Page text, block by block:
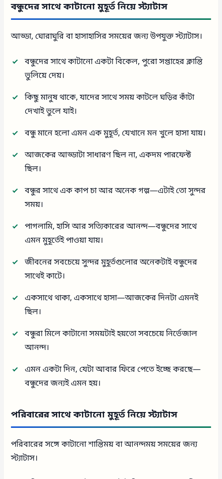
বন্ধুদের সাথে কাটানো মুহূর্ত নিয়ে স্ট্যাটাস
আড্ডা, ঘোরাঘুরি বা হাসাহাসির সময়ের জন্য উপযুক্ত স্ট্যাটাস।
বন্ধুদের সাথে কাটানো একটা বিকেল, পুরো সপ্তাহের ক্লান্তি
ভুলিয়ে দেয়।
কিছু মানুষ থাকে, যাদের সাথে সময় কাটলে ঘড়ির কাঁটা
দেখাই ভুলে যাই।
বন্ধু মানে হলো এমন এক মুহূর্ত, যেখানে মন খুলে হাসা যায়।
আজকের আড্ডাটা সাধারণ ছিল না, একদম পারফেক্ট
ছিল।
বন্ধুর সাথে এক কাপ চা আর অনেক গল্প—এটাই তো সুন্দর
সময়।
পাগলামি, হাসি আর সত্যিকারের আনন্দ—বন্ধুদের সাথে
এমন মুহূর্তেই পাওয়া যায়।
জীবনের সবচেয়ে সুন্দর মুহূর্তগুলোর অনেকটাই বন্ধুদের
সাথেই কাটে।
একসাথে থাকা, একসাথে হাসা—আজকের দিনটা এমনই
ছিল।
বন্ধুরা মিলে কাটানো সময়টাই হয়তো সবচেয়ে নির্ভেজাল
আনন্দ।
এমন একটা দিন, যেটা আবার ফিরে পেতে ইচ্ছে করছে—
বন্ধুদের জন্যই এমন হয়।
পরিবারের সাথে কাটানো মুহূর্ত নিয়ে স্ট্যাটাস
পরিবারের সঙ্গে কাটানো শান্তিময় বা আনন্দময় সময়ের জন্য
স্ট্যাটাস।